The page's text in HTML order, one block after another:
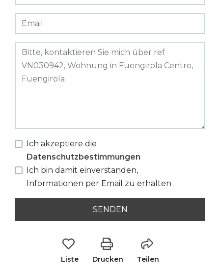
Ich akzeptiere die
Datenschutzbestimmungen
Ich bin damit einverstanden,
Informationen per Email zu erhalten
SENDEN
Liste Drucken Teilen